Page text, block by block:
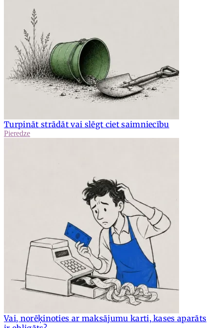
Turpināt strādāt vai slēgt ciet saimniecību
Pieredze
Vai, norēķinoties ar maksājumu karti, kases aparāts